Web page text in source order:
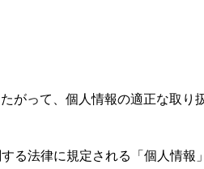
って、個人情報の適正な取り
法律に規定される「個人情